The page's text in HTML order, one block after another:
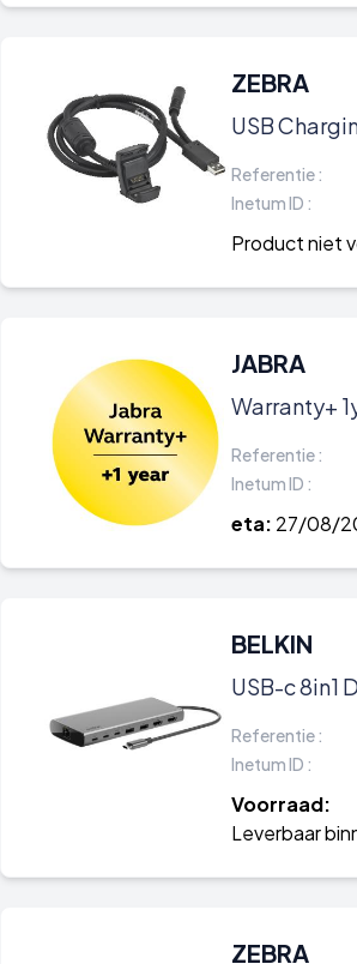
ZEBRA
USB
Referentie :
Inetum ID :
Product niet
JABRA
Warranty+
Referentie :
Inetum ID :
eta: 27/08/
BELKIN
USB-c 8in1
Referentie :
Inetum ID :
Voorraad:
Leverbaar
ZEBRA